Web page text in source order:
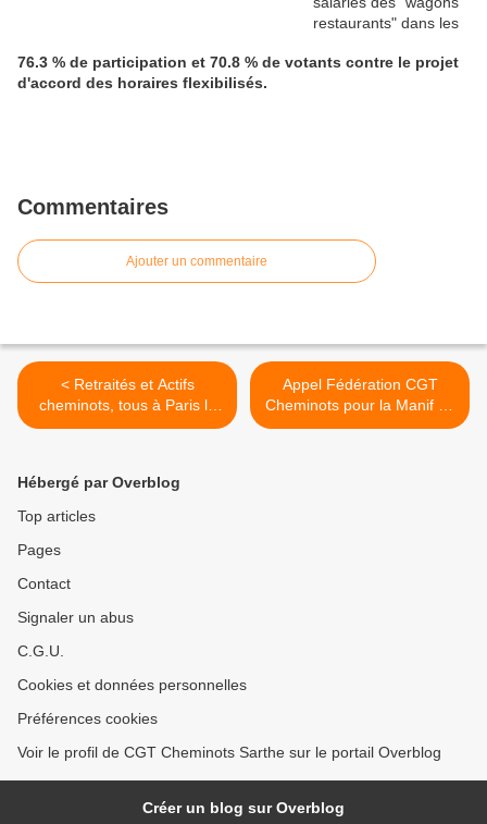
76.3 % de participation et 70.8 % de votants contre le projet
d'accord des horaires flexibilisés.
Commentaires
Ajouter un commentaire
< Retraités et Actifs
cheminots, tous à Paris le
jeudi 29 octobre
Appel Fédération CGT
Cheminots pour la Manif du
29 octobre >
Hébergé par Overblog
Top articles
Pages
Contact
Signaler un abus
C.G.U.
Cookies et données personnelles
Préférences cookies
Voir le profil de CGT Cheminots Sarthe sur le portail Overblog
Créer un blog sur Overblog